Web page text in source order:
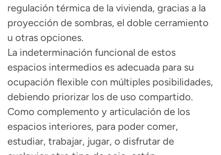
regulación térmica de la vivienda, gracias a la
proyección de sombras, el doble cerramiento
u otras opciones.
La indeterminación funcional de estos
espacios intermedios es adecuada para su
ocupación flexible con múltiples posibilidades,
debiendo priorizar los de uso compartido.
Como complemento y articulación de los
espacios interiores, para poder comer,
estudiar, trabajar, jugar, o disfrutar de